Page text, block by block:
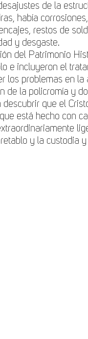
de la
había
restos de
y desgaste.
del Patrimonio
e incluyeron el
los problemas en
de la policromía y
que el
está hecho con
y la custodia